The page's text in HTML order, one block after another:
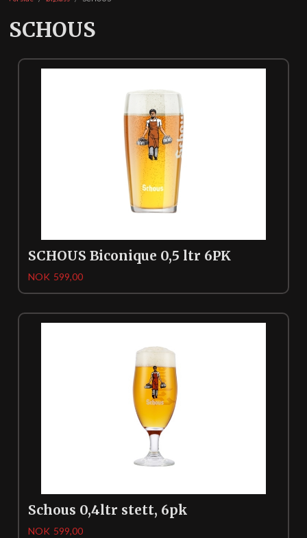
SCHOUS
SCHOUS Biconique 0,5 ltr 6PK
Pris
NOK 599,00
Schous 0,4ltr stett, 6pk
Pris
NOK 599,00